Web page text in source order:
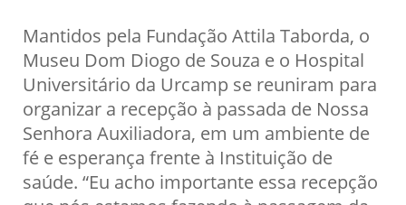
Mantidos pela Fundação Attila Taborda, o
Museu Dom Diogo de Souza e o Hospital
Universitário da Urcamp se reuniram para
organizar a recepção à passada de Nossa
Senhora Auxiliadora, em um ambiente de
fé e esperança frente à Instituição de
saúde. “Eu acho importante essa recepção